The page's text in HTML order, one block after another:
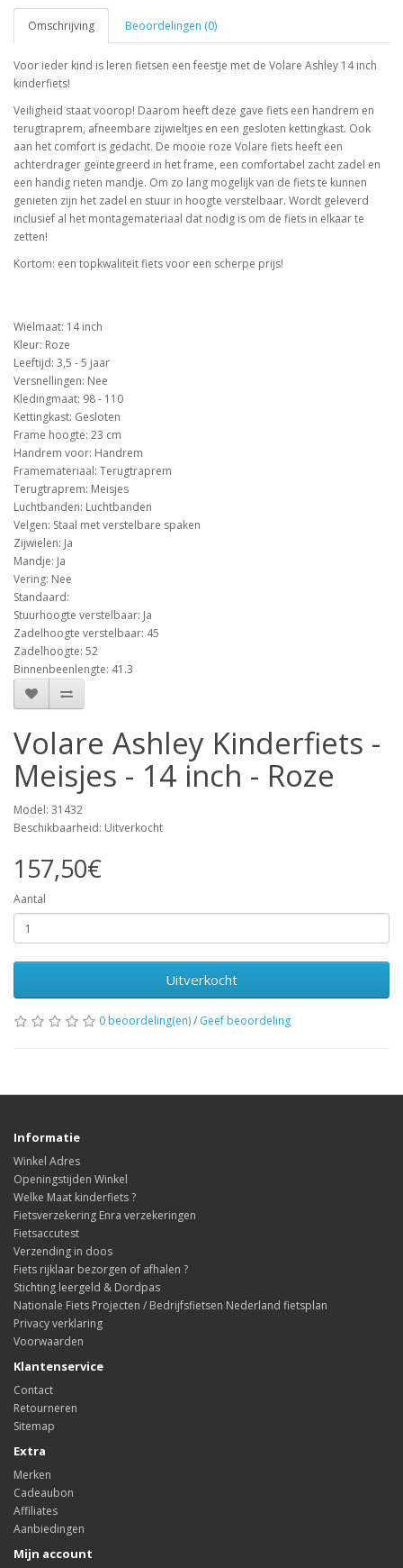
Omschrijving Beoordelingen (0)
Voor ieder kind is leren fietsen een feestje met de Volare Ashley 14 inch
kinderfiets!
Veiligheid staat voorop! Daarom heeft deze gave fiets een handrem en
terugtraprem, afneembare zijwieltjes en een gesloten kettingkast. Ook
aan het comfort is gedacht. De mooie roze Volare fiets heeft een
achterdrager geïntegreerd in het frame, een comfortabel zacht zadel en
een handig rieten mandje. Om zo lang mogelijk van de fiets te kunnen
genieten zijn het zadel en stuur in hoogte verstelbaar. Wordt geleverd
inclusief al het montagemateriaal dat nodig is om de fiets in elkaar te
zetten!
Kortom: een topkwaliteit fiets voor een scherpe prijs!
Wielmaat: 14 inch
Kleur: Roze
Leeftijd: 3,5 - 5 jaar
Versnellingen: Nee
Kledingmaat: 98 - 110
Kettingkast: Gesloten
Frame hoogte: 23 cm
Handrem voor: Handrem
Framemateriaal: Terugtraprem
Terugtraprem: Meisjes
Luchtbanden: Luchtbanden
Velgen: Staal met verstelbare spaken
Zijwielen: Ja
Mandje: Ja
Vering: Nee
Standaard:
Stuurhoogte verstelbaar: Ja
Zadelhoogte verstelbaar: 45
Zadelhoogte: 52
Binnenbeenlengte: 41.3
Volare Ashley Kinderfiets -
Meisjes - 14 inch - Roze
Model: 31432
Beschikbaarheid: Uitverkocht
157,50€
Aantal
Uitverkocht
0 beoordeling(en)/ Geef beoordeling
Informatie
Winkel Adres
Openingstijden Winkel
Welke Maat kinderfiets ?
Fietsverzekering Enra verzekeringen
Fietsaccutest
Verzending in doos
Fiets rijklaar bezorgen of afhalen ?
Stichting leergeld & Dordpas
Nationale Fiets Projecten / Bedrijfsfietsen Nederland fietsplan
Privacy verklaring
Voorwaarden
Klantenservice
Contact
Retourneren
Sitemap
Extra
Merken
Cadeaubon
Affiliates
Aanbiedingen
Mijn account